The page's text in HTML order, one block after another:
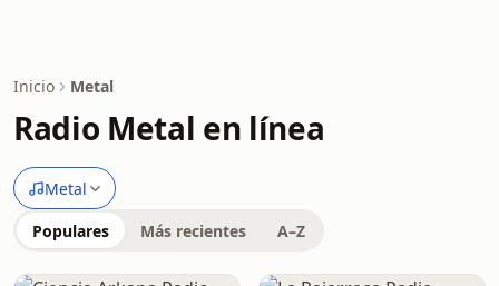
Inicio Metal
Radio Metal en línea
Metal
Populares Más recientes A–Z